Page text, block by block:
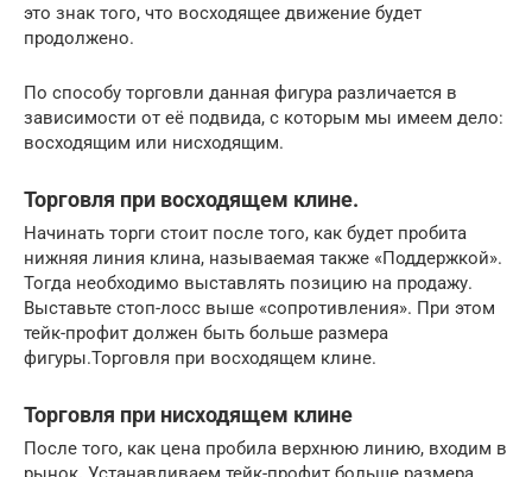
это знак того, что восходящее движение будет
продолжено.
По способу торговли данная фигура различается в
зависимости от её подвида, с которым мы имеем дело:
восходящим или нисходящим.
Торговля при восходящем клине.
Начинать торги стоит после того, как будет пробита
нижняя линия клина, называемая также «Поддержкой».
Тогда необходимо выставлять позицию на продажу.
Выставьте стоп-лосс выше «сопротивления». При этом
тейк-профит должен быть больше размера
фигуры.Торговля при восходящем клине.
Торговля при нисходящем клине
После того, как цена пробила верхнюю линию, входим в